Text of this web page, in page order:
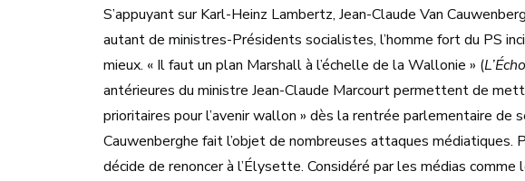
S’appuyant sur Karl-Heinz Lambertz, Jean-Claude Van
autant de ministres-Présidents socialistes, l’homme fort du PS
mieux. « Il faut un plan Marshall à l’échelle de la Wallonie » (L’Écho
antérieures du ministre Jean-Claude Marcourt permettent de
prioritaires pour l’avenir wallon » dès la rentrée parlementaire de
Cauwenberghe fait l’objet de nombreuses attaques médiatiques.
décide de renoncer à l’Élysette. Considéré par les médias